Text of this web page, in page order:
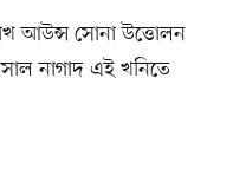
আউন্স সোনা উত্তোলন
নাগাদ এই খনিতে